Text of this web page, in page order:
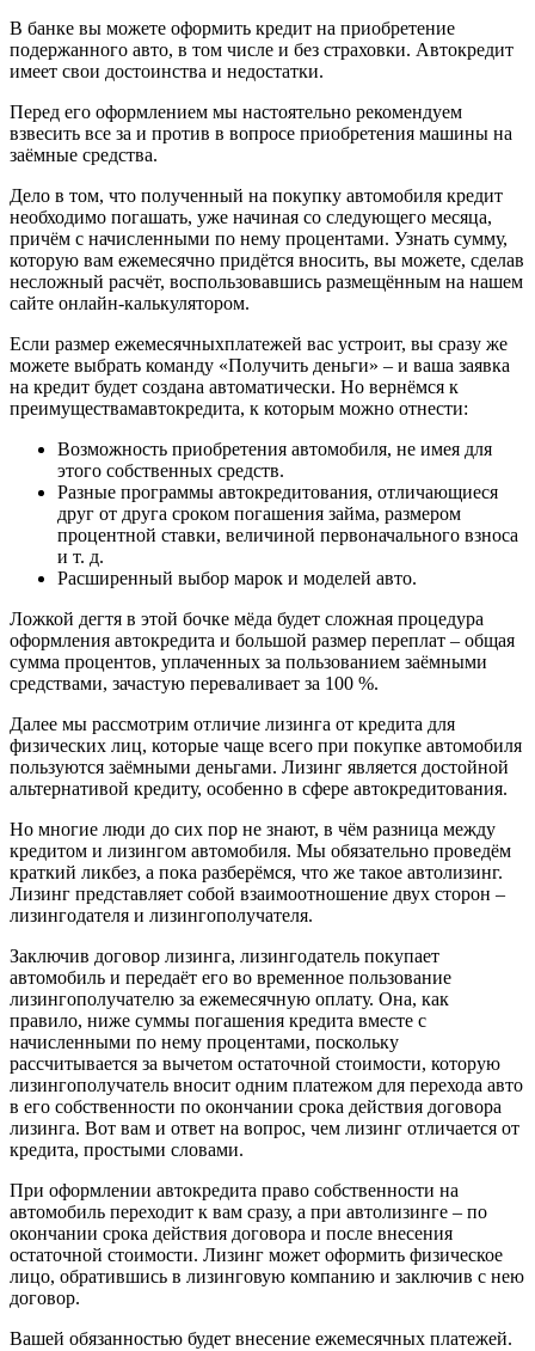
В банке вы можете оформить кредит на приобретение
подержанного авто, в том числе и без страховки. Автокредит
имеет свои достоинства и недостатки.
Перед его оформлением мы настоятельно рекомендуем
взвесить все за и против в вопросе приобретения машины на
заёмные средства.
Дело в том, что полученный на покупку автомобиля кредит
необходимо погашать, уже начиная со следующего месяца,
причём с начисленными по нему процентами. Узнать сумму,
которую вам ежемесячно придётся вносить, вы можете, сделав
несложный расчёт, воспользовавшись размещённым на нашем
сайте онлайн-калькулятором.
Если размер ежемесячныхплатежей вас устроит, вы сразу же
можете выбрать команду «Получить деньги» ‒ и ваша заявка
на кредит будет создана автоматически. Но вернёмся к
преимуществамавтокредита, к которым можно отнести:
Возможность приобретения автомобиля, не имея для
этого собственных средств.
Разные программы автокредитования, отличающиеся
друг от друга сроком погашения займа, размером
процентной ставки, величиной первоначального взноса
и т. д.
Расширенный выбор марок и моделей авто.
Ложкой дегтя в этой бочке мёда будет сложная процедура
оформления автокредита и большой размер переплат – общая
сумма процентов, уплаченных за пользованием заёмными
средствами, зачастую переваливает за 100 %.
Далее мы рассмотрим отличие лизинга от кредита для
физических лиц, которые чаще всего при покупке автомобиля
пользуются заёмными деньгами. Лизинг является достойной
альтернативой кредиту, особенно в сфере автокредитования.
Но многие люди до сих пор не знают, в чём разница между
кредитом и лизингом автомобиля. Мы обязательно проведём
краткий ликбез, а пока разберёмся, что же такое автолизинг.
Лизинг представляет собой взаимоотношение двух сторон –
лизингодателя и лизингополучателя.
Заключив договор лизинга, лизингодатель покупает
автомобиль и передаёт его во временное пользование
лизингополучателю за ежемесячную оплату. Она, как
правило, ниже суммы погашения кредита вместе с
начисленными по нему процентами, поскольку
рассчитывается за вычетом остаточной стоимости, которую
лизингополучатель вносит одним платежом для перехода авто
в его собственности по окончании срока действия договора
лизинга. Вот вам и ответ на вопрос, чем лизинг отличается от
кредита, простыми словами.
При оформлении автокредита право собственности на
автомобиль переходит к вам сразу, а при автолизинге – по
окончании срока действия договора и после внесения
остаточной стоимости. Лизинг может оформить физическое
лицо, обратившись в лизинговую компанию и заключив с нею
договор.
Вашей обязанностью будет внесение ежемесячных платежей.